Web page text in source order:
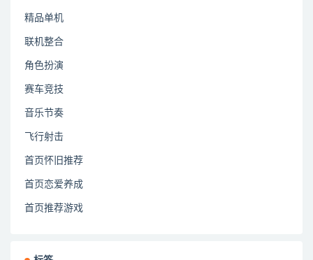
精品单机
联机整合
角色扮演
赛车竞技
音乐节奏
飞行射击
首页怀旧推荐
首页恋爱养成
首页推荐游戏